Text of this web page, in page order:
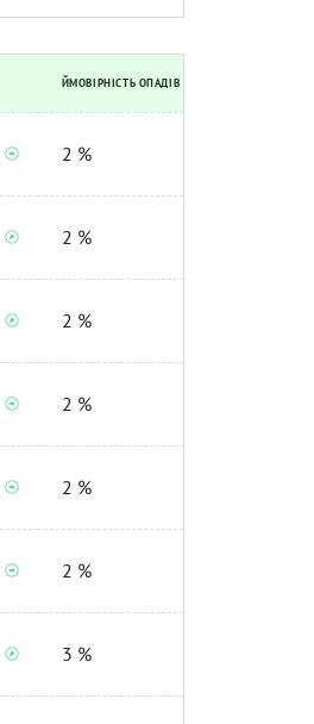
ЙМОВІРНІСТЬ ОПАДІВ
2 %
2 %
2 %
2 %
2 %
2 %
3 %